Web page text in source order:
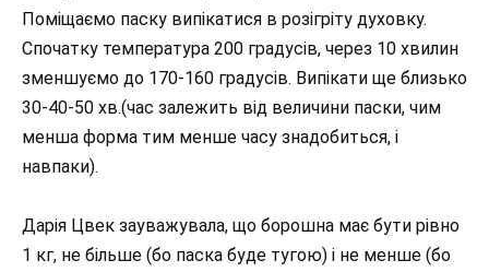
Поміщаємо паску випікатися в розігріту духовку.
Спочатку температура 200 градусів, через 10 хвилин
зменшуємо до 170-160 градусів. Випікати ще близько
30-40-50 хв.(час залежить від величини паски, чим
менша форма тим менше часу знадобиться, і
навпаки).
Дарія Цвек зауважувала, що борошна має бути рівно
1 кг, не більше (бо паска буде тугою) і не менше (бо